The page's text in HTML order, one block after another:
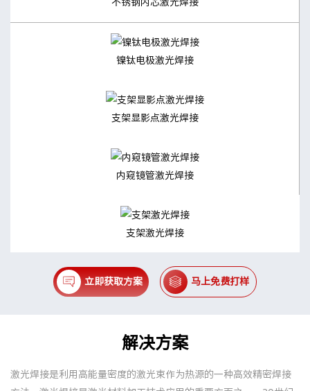
镍钛电极激光焊接
支架显影点激光焊接
内窥镜管激光焊接
支架激光焊接
立即获取方案 马上免费打样
解决方案
激光焊接是利用高能量密度的激光束作为热源的一种高效精密焊接